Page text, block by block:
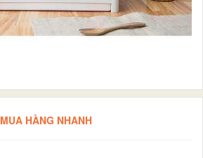
MUA HÀNG NHANH